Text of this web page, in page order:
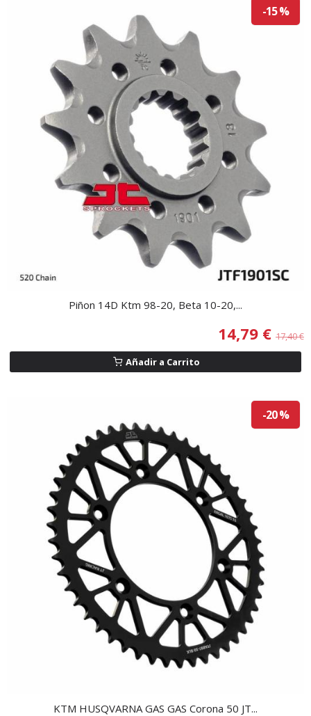
-15 %
Piñon 14D Ktm 98-20, Beta 10-20,...
14,79 € 17,40 €
Añadir a Carrito
-20 %
KTM HUSQVARNA GAS GAS Corona 50 JT...